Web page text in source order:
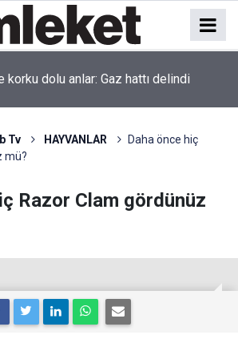
korku dolu anlar: Gaz hattı delindi
Tv HAYVANLAR
Daha önce hiç
mü?
Razor Clam gördünüz